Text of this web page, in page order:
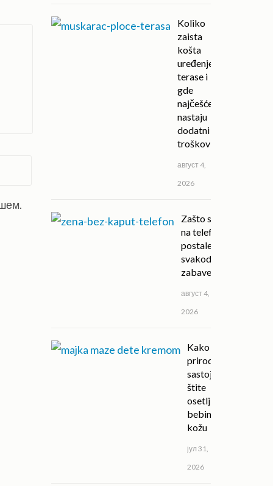
Koliko
zaista
košta
uređenje
terase i
gde
najčešće
nastaju
dodatni
troškovi?
август 4,
2026
Zašto su igre
na telefonu
postale deo
svakodnevne
zabave?
август 4,
2026
Kako
prirodni
sastojci
štite
osetljivu
bebinu
kožu
јул 31,
2026